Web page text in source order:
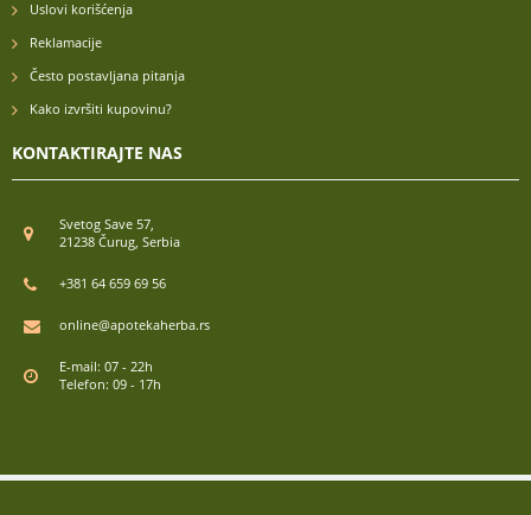
Uslovi korišćenja
Reklamacije
Često postavljana pitanja
Kako izvršiti kupovinu?
KONTAKTIRAJTE NAS
Svetog Save 57,
21238 Čurug, Serbia
+381 64 659 69 56
online@apotekaherba.rs
E-mail: 07 - 22h
Telefon: 09 - 17h